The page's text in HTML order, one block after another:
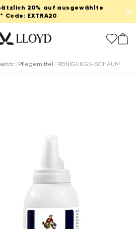
20% auf ausgewählte
Code: EXTRA20
✕
Pflegemittel REINIGUNGS-SCHAUM